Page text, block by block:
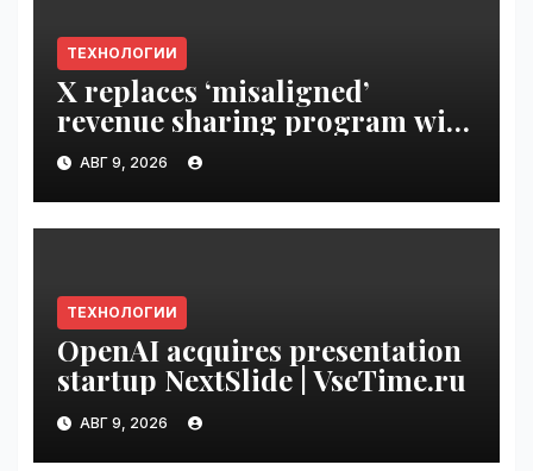
ТЕХНОЛОГИИ
X replaces ‘misaligned’
revenue sharing program with
Original Content Rewards |
VseTime.ru
АВГ 9, 2026
ТЕХНОЛОГИИ
OpenAI acquires presentation
startup NextSlide | VseTime.ru
АВГ 9, 2026